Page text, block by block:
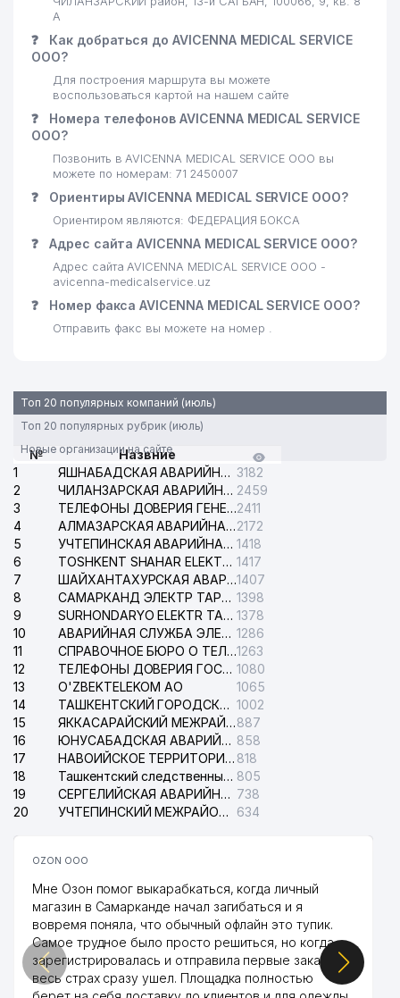
А
❓
Как добраться до AVICENNA MEDICAL SERVICE
ООО?
Для построения маршрута вы можете
воспользоваться картой на нашем сайте
❓
Номера телефонов AVICENNA MEDICAL SERVICE
ООО?
Позвонить в AVICENNA MEDICAL SERVICE ООО вы
можете по номерам: 71 2450007
❓ Ориентиры AVICENNA MEDICAL SERVICE ООО?
Ориентиром являются: ФЕДЕРАЦИЯ БОКСА
❓ Адрес сайта AVICENNA MEDICAL SERVICE ООО?
Адрес сайта AVICENNA MEDICAL SERVICE ООО -
avicenna-medicalservice.uz
❓ Номер факса AVICENNA MEDICAL SERVICE ООО?
Отправить факс вы можете на номер .
Топ 20 популярных компаний (июль)
Топ 20 популярных рубрик (июль)
Новые организации на сайте
№
Назвние
1
ЯШНАБАДСКАЯ АВАРИЙНАЯ СЛУЖБА ЭЛЕКТРОСЕТИ 3182
2
ЧИЛАНЗАРСКАЯ АВАРИЙНАЯ СЛУЖБА ЭЛЕКТРОСЕТИ 2459
3
ТЕЛЕФОНЫ ДОВЕРИЯ ГЕНЕРАЛЬНОЙ ПРОКУРАТУРЫ РЕСПУБЛИКИ УЗБЕКИСТАН2411
4
АЛМАЗАРСКАЯ АВАРИЙНАЯ СЛУЖБА ЭЛЕКТРОСЕТИ2172
5
УЧТЕПИНСКАЯ АВАРИЙНАЯ СЛУЖБА ЭЛЕКТРОСЕТИ 1418
6
TOSHKENT SHAHAR ELEKTR TARMOQLARI KORXONASI АО 1417
7
ШАЙХАНТАХУРСКАЯ АВАРИЙНАЯ СЛУЖБА ЭЛЕКТРОСЕТИ1407
8
САМАРКАНД ЭЛЕКТР ТАРМОКЛАРИ АО 1398
9
SURHONDARYO ELEKTR TARMOKLARI АО 1378
10
АВАРИЙНАЯ СЛУЖБА ЭЛЕКТРОСЕТИ ТАШКЕНТСКОГО РАЙОНА 1286
11
СПРАВОЧНОЕ БЮРО О ТЕЛЕФОНАХ ОРГАНИЗАЦИЙ г. ТАШКЕНТА1263
12
ТЕЛЕФОНЫ ДОВЕРИЯ ГОСУДАРСТВЕННОГО ЦЕНТРА ТЕСТИРОВАНИЯ 1080
13
O'ZBEKTELEKOM АО
1065
14
ТАШКЕНТСКИЙ ГОРОДСКОЙ СУД ПО ГРАЖДАНСКИМ ДЕЛАМ 1002
15
ЯККАСАРАЙСКИЙ МЕЖРАЙОННЫЙ СУД ПО ГРАЖДАНСКИМ ДЕЛАМ887
16
ЮНУСАБАДСКАЯ АВАРИЙНАЯ СЛУЖБА ЭЛЕКТРОСЕТИ 858
17
НАВОИЙСКОЕ ТЕРРИТОРИАЛЬНОЕ ПРЕДПРИЯТИЕ ЭЛЕКТРОСЕТИ АО 818
18
Ташкентский следственный изолятор 805
19
СЕРГЕЛИЙСКАЯ АВАРИЙНАЯ СЛУЖБА ЭЛЕКТРОСЕТИ 738
20
УЧТЕПИНСКИЙ МЕЖРАЙОННЫЙ СУД ПО ГРАЖДАНСКИМ ДЕЛАМ 634
OZON ООО
Мне Озон помог выкарабкаться, когда личный
магазин в Самарканде начал загибаться и я
вовремя поняла, что обычный офлайн это тупик.
Самое трудное было просто решиться, но когда
зарегистрировалась и отправила первые заказы,
весь страх сразу ушел. Площадка полностью